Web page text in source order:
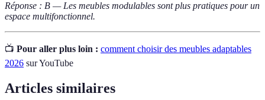
Réponse : B — Les meubles modulables sont plus pratiques pour un
espace multifonctionnel.
📺 Pour aller plus loin : comment choisir des meubles adaptables
2026 sur YouTube
Articles similaires